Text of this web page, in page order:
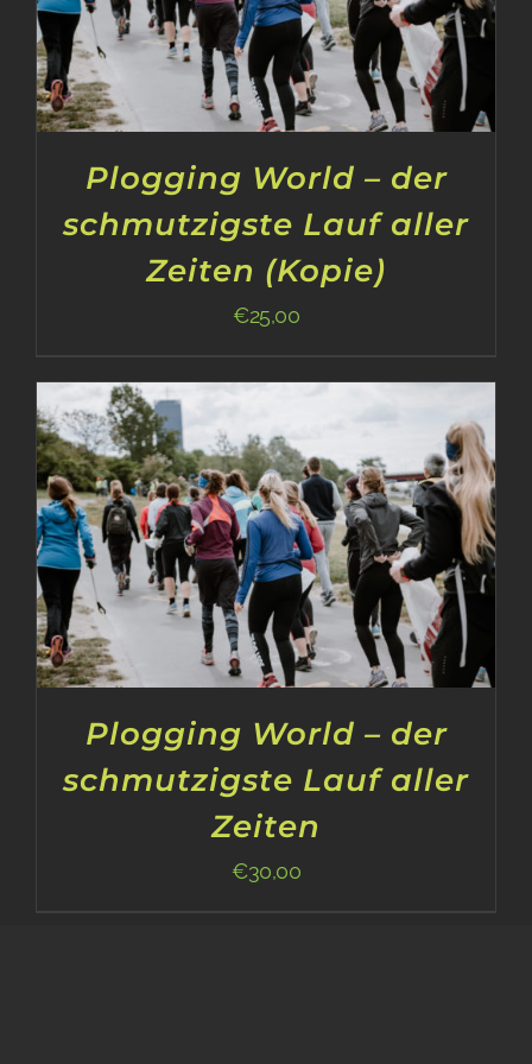
Plogging World – der
schmutzigste Lauf aller
Zeiten (Kopie)
€25,00
Plogging World – der
schmutzigste Lauf aller
Zeiten
€30,00